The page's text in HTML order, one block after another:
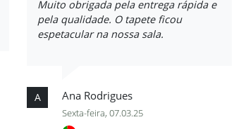
Muito obrigada pela entrega rápida e
pela qualidade. O tapete ficou
espetacular na nossa sala.
A Ana Rodrigues
Sexta-feira, 07.03.25